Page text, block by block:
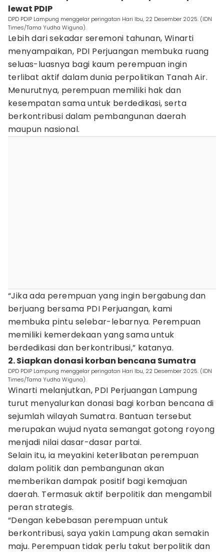
lewat PDIP
DPD PDIP Lampung menggelar peringatan Hari Ibu, 22 Desember 2025. (IDN
Times/Tama Yudha Wiguna).
Lebih dari sekadar seremoni tahunan, Winarti
menyampaikan, PDI Perjuangan membuka ruang
seluas-luasnya bagi kaum perempuan ingin
terlibat aktif dalam dunia perpolitikan Tanah Air.
Menurutnya, perempuan memiliki hak dan
kesempatan sama untuk berdedikasi, serta
berkontribusi dalam pembangunan daerah
maupun nasional.
“Jika ada perempuan yang ingin bergabung dan
berjuang bersama PDI Perjuangan, kami
membuka pintu selebar-lebarnya. Perempuan
memiliki kemerdekaan yang sama untuk
berdedikasi dan berkontribusi,” katanya.
2. Siapkan donasi korban bencana Sumatra
DPD PDIP Lampung menggelar peringatan Hari Ibu, 22 Desember 2025. (IDN
Times/Tama Yudha Wiguna).
Winarti melanjutkan, PDI Perjuangan Lampung
turut menyalurkan donasi bagi korban bencana di
sejumlah wilayah Sumatra. Bantuan tersebut
merupakan wujud nyata semangat gotong royong
menjadi nilai dasar-dasar partai.
Selain itu, ia meyakini keterlibatan perempuan
dalam politik dan pembangunan akan
memberikan dampak positif bagi kemajuan
daerah. Termasuk aktif berpolitik dan mengambil
peran strategis.
“Dengan kebebasan perempuan untuk
berkontribusi, saya yakin Lampung akan semakin
maju. Perempuan tidak perlu takut berpolitik dan